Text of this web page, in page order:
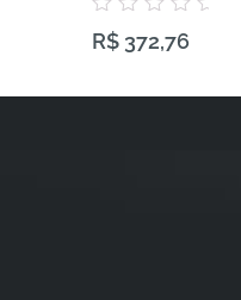
0
R$372,76